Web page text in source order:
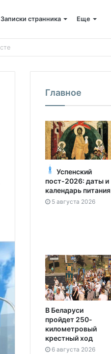
Записки странника Еще
Главное
Успенский
пост-2026: даты и
календарь питания
5 августа 2026
В Беларуси
пройдет 250-
километровый
крестный ход
6 августа 2026